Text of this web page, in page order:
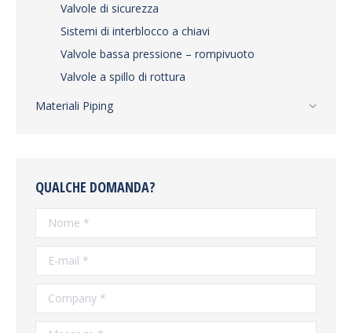
Valvole di sicurezza
Sistemi di interblocco a chiavi
Valvole bassa pressione – rompivuoto
Valvole a spillo di rottura
Materiali Piping
QUALCHE DOMANDA?
Nome *
E-mail *
Company *
Message *